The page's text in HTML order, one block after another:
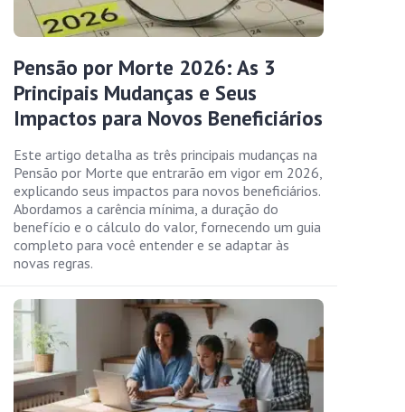
Pensão por Morte 2026: As 3
Principais Mudanças e Seus
Impactos para Novos Beneficiários
Este artigo detalha as três principais mudanças na
Pensão por Morte que entrarão em vigor em 2026,
explicando seus impactos para novos beneficiários.
Abordamos a carência mínima, a duração do
benefício e o cálculo do valor, fornecendo um guia
completo para você entender e se adaptar às
novas regras.